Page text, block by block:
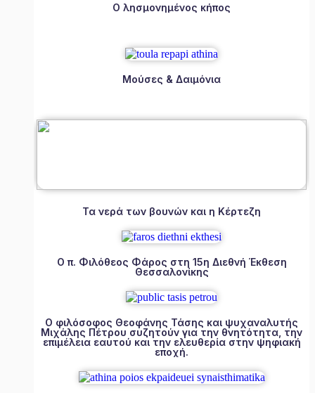
Ο λησμονημένος κήπος
Μούσες & Δαιμόνια
Τα νερά των βουνών και η Κέρτεζη
Ο π. Φιλόθεος Φάρος στη 15η Διεθνή Έκθεση
Θεσσαλονίκης
Ο φιλόσοφος Θεοφάνης Τάσης και ψυχαναλυτής
Μιχάλης Πέτρου συζητούν για την θνητότητα, την
επιμέλεια εαυτού και την ελευθερία στην ψηφιακή
εποχή.